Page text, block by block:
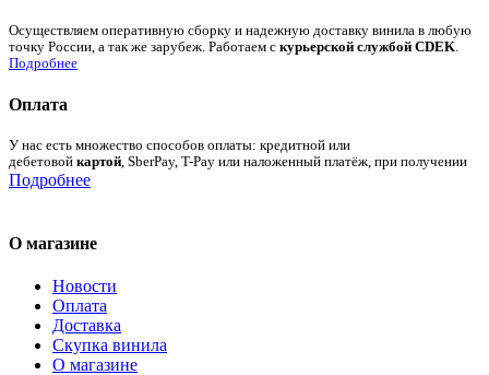
Осуществляем оперативную сборку и надежную доставку винила в любую
точку России, а так же зарубеж. Работаем с курьерской службой CDEK
Подробнее
Оплата
У нас есть множество способов оплаты: кредитной или
дебетовой картой, SberPay, T-Pay или наложенный платёж, при получении
Подробнее
О магазине
Новости
Оплата
Доставка
Скупка винила
О магазине